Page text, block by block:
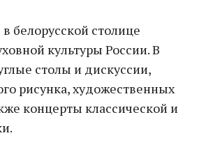
белорусской столице
культуры России. В
столы и дискуссии,
рисунка, художественных
концерты классической и